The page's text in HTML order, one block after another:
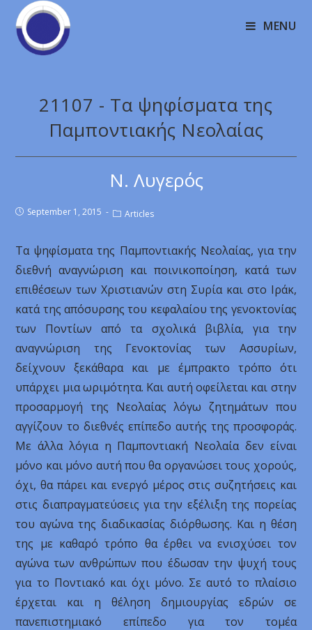
MENU
21107 - Τα ψηφίσματα της
Παμποντιακής Νεολαίας
Ν. Λυγερός
September 1, 2015 Articles
Τα ψηφίσματα της Παμποντιακής Νεολαίας, για την
διεθνή αναγνώριση και ποινικοποίηση, κατά των
επιθέσεων των Χριστιανών στη Συρία και στο Ιράκ,
κατά της απόσυρσης του κεφαλαίου της γενοκτονίας
των Ποντίων από τα σχολικά βιβλία, για την
αναγνώριση της Γενοκτονίας των Ασσυρίων,
δείχνουν ξεκάθαρα και με έμπρακτο τρόπο ότι
υπάρχει μια ωριμότητα. Και αυτή οφείλεται και στην
προσαρμογή της Νεολαίας λόγω ζητημάτων που
αγγίζουν το διεθνές επίπεδο αυτής της προσφοράς.
Με άλλα λόγια η Παμποντιακή Νεολαία δεν είναι
μόνο και μόνο αυτή που θα οργανώσει τους χορούς,
όχι, θα πάρει και ενεργό μέρος στις συζητήσεις και
στις διαπραγματεύσεις για την εξέλιξη της πορείας
του αγώνα της διαδικασίας διόρθωσης. Και η θέση
της με καθαρό τρόπο θα έρθει να ενισχύσει τον
αγώνα των ανθρώπων που έδωσαν την ψυχή τους
για το Ποντιακό και όχι μόνο. Σε αυτό το πλαίσιο
έρχεται και η θέληση δημιουργίας εδρών σε
πανεπιστημιακό επίπεδο για τον τομέα